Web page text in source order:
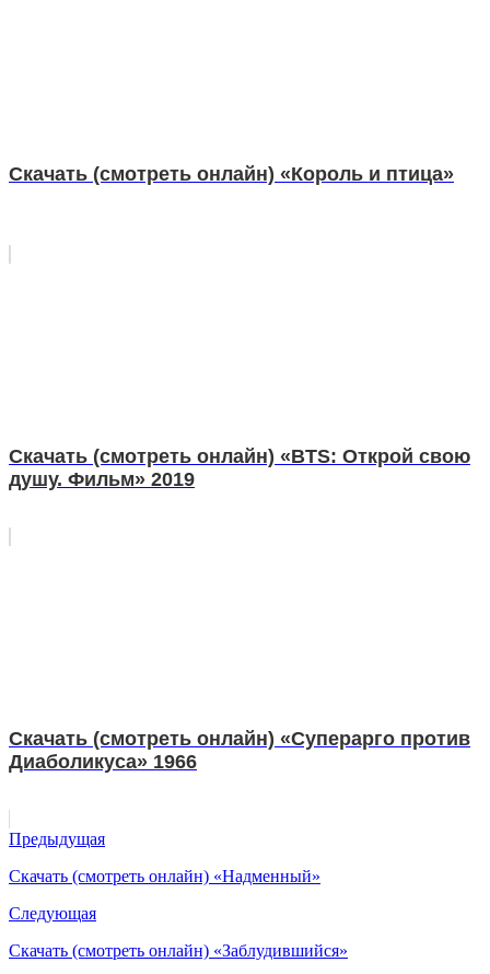
Скачать (смотреть онлайн) «Король и птица»
Скачать (смотреть онлайн) «BTS: Открой свою
душу. Фильм» 2019
Скачать (смотреть онлайн) «Суперарго против
Диаболикуса» 1966
Предыдущая
Скачать (смотреть онлайн) «Надменный»
Следующая
Скачать (смотреть онлайн) «Заблудившийся»